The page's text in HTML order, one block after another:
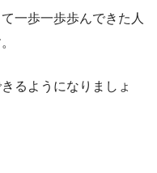
一歩一歩歩んできた人
るようになりましょ